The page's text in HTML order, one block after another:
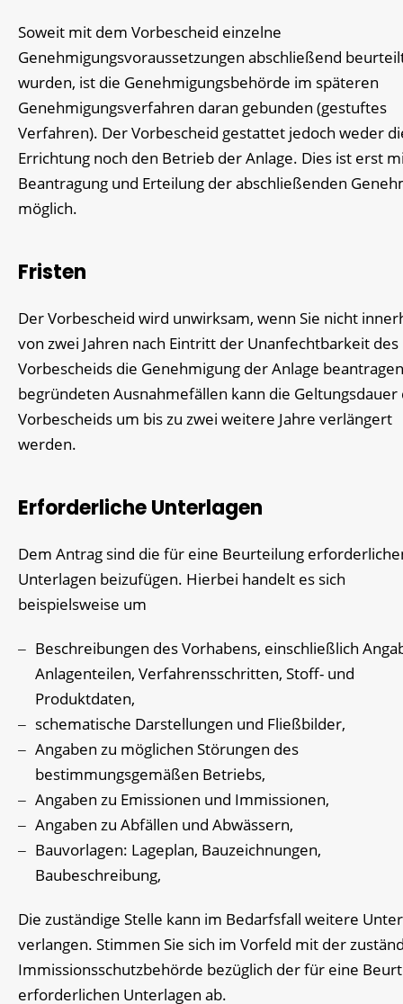
Soweit mit dem Vorbescheid einzelne
Genehmigungsvoraussetzungen abschließend
wurden, ist die Genehmigungsbehörde im späteren
Genehmigungsverfahren daran gebunden (gestuftes
Verfahren). Der Vorbescheid gestattet jedoch weder
Errichtung noch den Betrieb der Anlage. Dies ist erst
Beantragung und Erteilung der abschließenden
möglich.
Fristen
Der Vorbescheid wird unwirksam, wenn Sie nicht
von zwei Jahren nach Eintritt der Unanfechtbarkeit des
Vorbescheids die Genehmigung der Anlage
begründeten Ausnahmefällen kann die Geltungsdauer
Vorbescheids um bis zu zwei weitere Jahre verlängert
werden.
Erforderliche Unterlagen
Dem Antrag sind die für eine Beurteilung
Unterlagen beizufügen. Hierbei handelt es sich
beispielsweise um
Beschreibungen des Vorhabens, einschließlich
Anlagenteilen, Verfahrensschritten, Stoff- und
Produktdaten,
schematische Darstellungen und Fließbilder,
Angaben zu möglichen Störungen des
bestimmungsgemäßen Betriebs,
Angaben zu Emissionen und Immissionen,
Angaben zu Abfällen und Abwässern,
Bauvorlagen: Lageplan, Bauzeichnungen,
Baubeschreibung,
Die zuständige Stelle kann im Bedarfsfall weitere
verlangen. Stimmen Sie sich im Vorfeld mit der
Immissionsschutzbehörde bezüglich der für eine
erforderlichen Unterlagen ab.